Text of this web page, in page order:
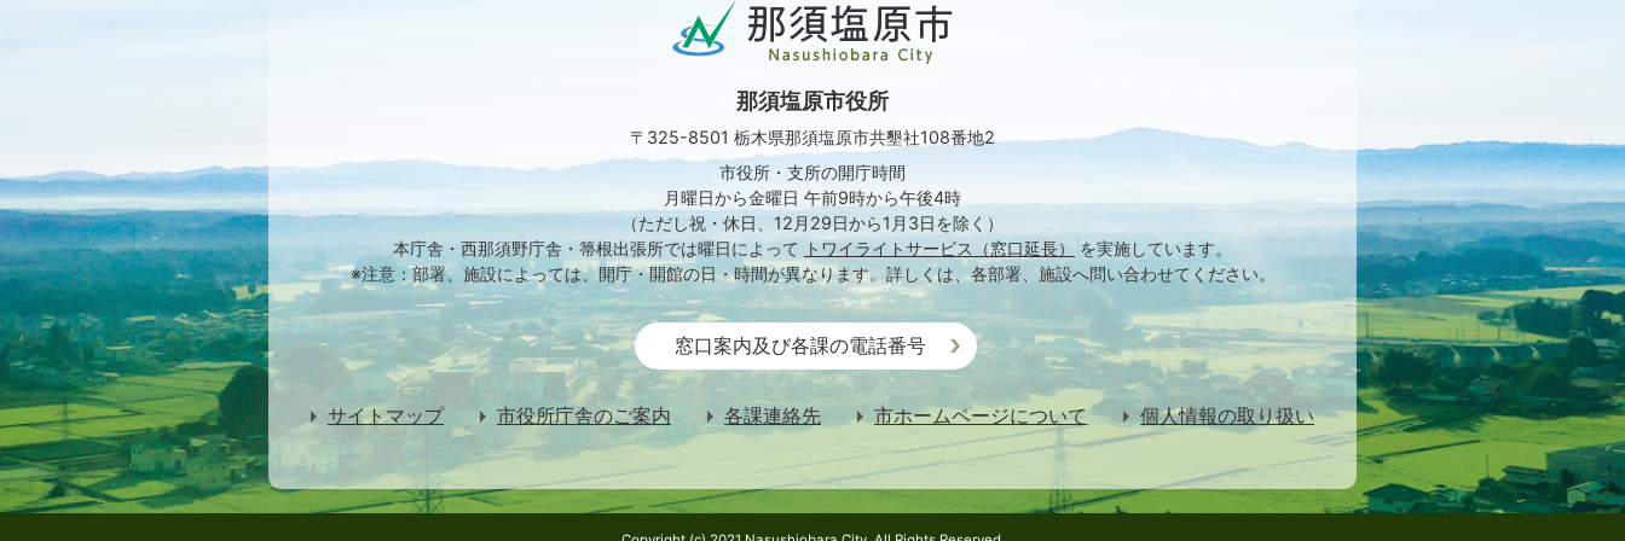
須
塩
Nasushiobara
City
那須塩原市役所
〒325-8501 栃木県那須塩原市共墾社108番地2
市役所・支所の開庁時間
月曜日から金曜日 午前9時から午後4時
（ただし祝・休日、12月29日から1月3日を除く）
本庁舎・西那須野庁舎・箒根出張所では曜日によって トワイライトサービス（窓口延長）
を実施しています。
※注意：部署、施設によっては、開庁・開館の日・時間が異なります。 詳しくは、各部署、施設へ問い合わせてください。
窓口案内及び各課の電話番号
サイトマップ 市役所庁舎のご案内 各課連絡先 市ホームページについて 個人情報の取り扱い